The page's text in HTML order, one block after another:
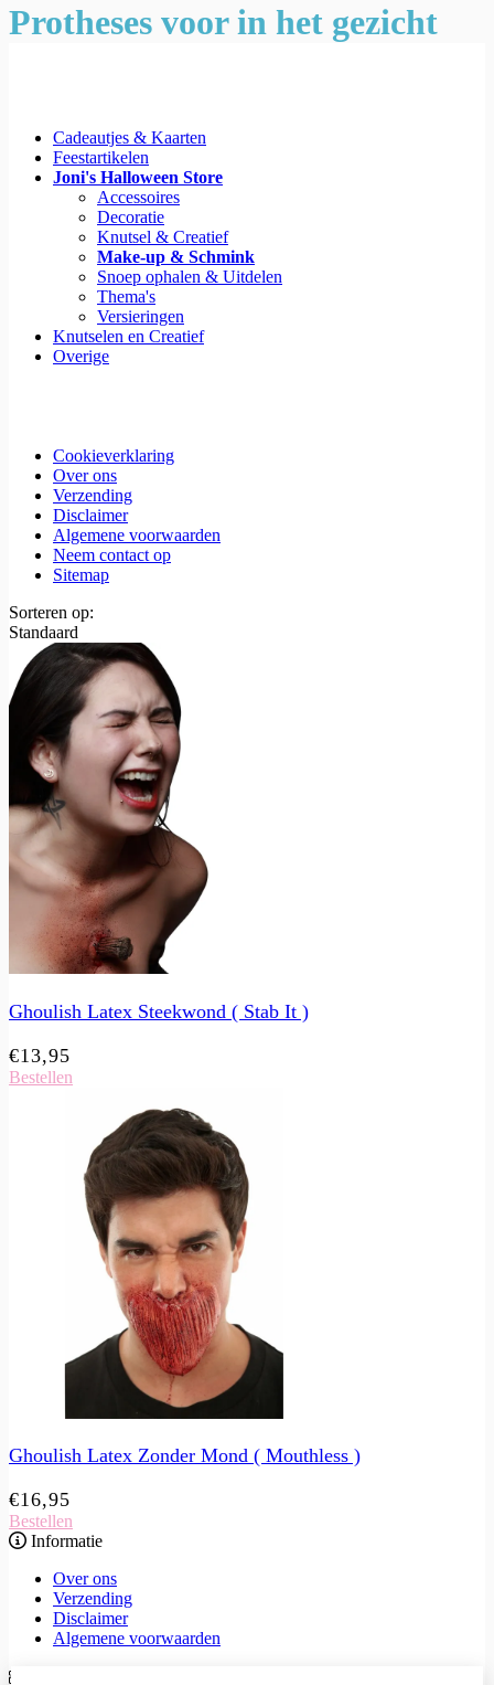
Protheses voor in het gezicht
Cadeautjes & Kaarten
Feestartikelen
Joni's Halloween Store
Accessoires
Decoratie
Knutsel & Creatief
Make-up & Schmink
Snoep ophalen & Uitdelen
Thema's
Versieringen
Knutselen en Creatief
Overige
Cookieverklaring
Over ons
Verzending
Disclaimer
Algemene voorwaarden
Neem contact op
Sitemap
Sorteren op:
Standaard
Ghoulish Latex Steekwond ( Stab It )
€13,95
Bestellen
Ghoulish Latex Zonder Mond ( Mouthless )
€16,95
Bestellen
Informatie
Over ons
Verzending
Disclaimer
Algemene voorwaarden